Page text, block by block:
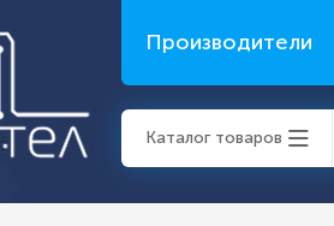
Производители
Каталог товаров